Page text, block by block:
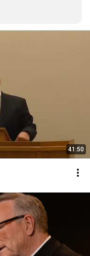
41:50